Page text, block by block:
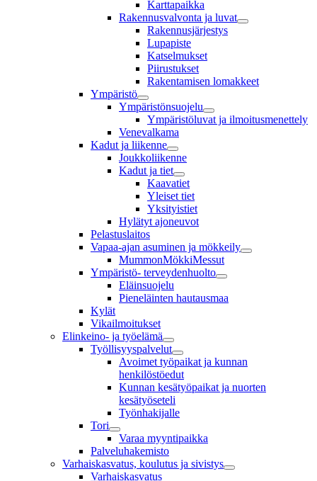
Karttapaikka
Rakennusvalvonta ja luvat
Rakennusjärjestys
Lupapiste
Katselmukset
Piirustukset
Rakentamisen lomakkeet
Ympäristö
Ympäristönsuojelu
Ympäristöluvat ja ilmoitusmenettely
Venevalkama
Kadut ja liikenne
Joukkoliikenne
Kadut ja tiet
Kaavatiet
Yleiset tiet
Yksityistiet
Hylätyt ajoneuvot
Pelastuslaitos
Vapaa-ajan asuminen ja mökkeily
MummonMökkiMessut
Ympäristö- terveydenhuolto
Eläinsuojelu
Pieneläinten hautausmaa
Kylät
Vikailmoitukset
Elinkeino- ja työelämä
Työllisyyspalvelut
Avoimet työpaikat ja kunnan
henkilöstöedut
Kunnan kesätyöpaikat ja nuorten
kesätyöseteli
Työnhakijalle
Tori
Varaa myyntipaikka
Palveluhakemisto
Varhaiskasvatus, koulutus ja sivistys
Varhaiskasvatus